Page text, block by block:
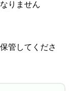
りません
管してくださ